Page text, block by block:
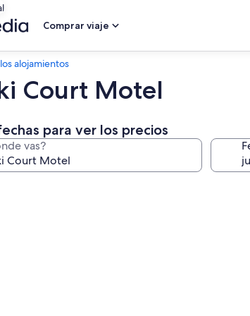
Comprar viaje
alojamientos
Court Motel
para ver los precios
vas?